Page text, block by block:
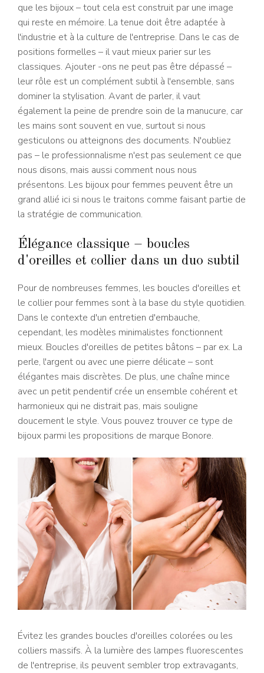
que les bijoux – tout cela est construit par une image
qui reste en mémoire. La tenue doit être adaptée à
l'industrie et à la culture de l'entreprise. Dans le cas de
positions formelles – il vaut mieux parier sur les
classiques. Ajouter -ons ne peut pas être dépassé –
leur rôle est un complément subtil à l'ensemble, sans
dominer la stylisation. Avant de parler, il vaut
également la peine de prendre soin de la manucure, car
les mains sont souvent en vue, surtout si nous
gesticulons ou atteignons des documents. N'oubliez
pas – le professionnalisme n'est pas seulement ce que
nous disons, mais aussi comment nous nous
présentons. Les bijoux pour femmes peuvent être un
grand allié ici si nous le traitons comme faisant partie de
la stratégie de communication.
Élégance classique – boucles
d'oreilles et collier dans un duo subtil
Pour de nombreuses femmes, les boucles d'oreilles et
le collier pour femmes sont à la base du style quotidien.
Dans le contexte d'un entretien d'embauche,
cependant, les modèles minimalistes fonctionnent
mieux. Boucles d'oreilles de petites bâtons – par ex. La
perle, l'argent ou avec une pierre délicate – sont
élégantes mais discrètes. De plus, une chaîne mince
avec un petit pendentif crée un ensemble cohérent et
harmonieux qui ne distrait pas, mais souligne
doucement le style. Vous pouvez trouver ce type de
bijoux parmi les propositions de marque Bonore.
Évitez les grandes boucles d'oreilles colorées ou les
colliers massifs. À la lumière des lampes fluorescentes
de l'entreprise, ils peuvent sembler trop extravagants,